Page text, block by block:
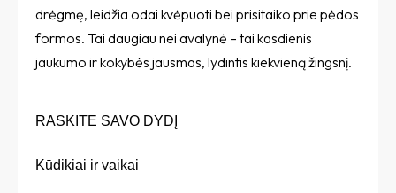
drėgmę, leidžia odai kvėpuoti bei prisitaiko prie pėdos
formos. Tai daugiau nei avalynė – tai kasdienis
jaukumo ir kokybės jausmas, lydintis kiekvieną žingsnį.
RASKITE SAVO DYDĮ
Kūdikiai ir vaikai